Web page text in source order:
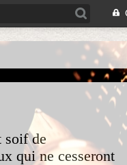
soif de
qui ne cesseront